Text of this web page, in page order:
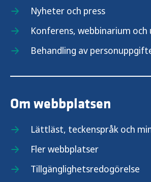
Nyheter och press
Konferens, webbinarium och
Behandling av
Om webbplatsen
Lättläst, teckenspråk och
Fler webbplatser
Tillgänglighetsredogörelse